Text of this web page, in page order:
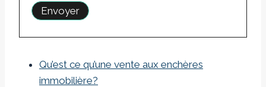
Qu’est ce qu’une vente aux enchères
immobilière?